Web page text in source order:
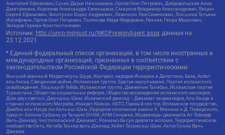
Анатолий Ефимович, Сухих Дарья Николаевна, Орлов Олег Петрович, Добровольская Анна
Дмитриевна, Королева Александра Евгеньевна, Смирнов Владимир Александрович, Вицин
Сергей Ефимович, Золотухин Борис Андреевич, Левинсон Лев Семенович, Локшина Татьяна
Иосифовна, Орлов Олег Петрович, Полякова Мара Федоровна, Резник Генри Маркович,
Захаров Герман Константинович
Источник: http://unro.minjust.ru/NKOForeignAgent.aspx данные на
23.12.2021
* Единый федеральный список организаций, в том числе иностранных и
международных организаций, признанных в соответствии с
законодательством Российской Федерации террористическими:
Высший военный Маджлисуль Шура, Конгресс народов Ичкерии и Дагестана, База, Асбат
аль-Ансар, Священная война, Исламская группа, Братья-мусульмане, Партия исламского
освобождения, Лашкар-И-Тайба, Исламская группа, Движение Талибан, Исламская партия
Туркестана, Общество социальных реформ, Общество возрождения исламского наследия,
Дом двух святых, Джунд аш-Шам, Исламский джихад – Джамаат моджахедов, Аль-Каида в
странах исламского Магриба, Имарат Кавказ, АБТО, Правый сектор, Исламское государство,
Джабха аль-Нусра ли-Ахль аш-Шам, Народное ополчение имени К. Минина и Д. Пожарского,
Аджр от Аллаха Субхану уа Тагьаля SHAM, АУМ Синрике, Муджахеды джамаата Ат-Тавхида
Валь-Джихад, Чистопольский Джамаат, Рохнамо ба суи давлати исломи, Террористическое
сообщество Сеть, Катиба Таухид валь-Джихад, Хайят Тахрир аш-Шам, Ахлю Сунна Валь
Джамаа